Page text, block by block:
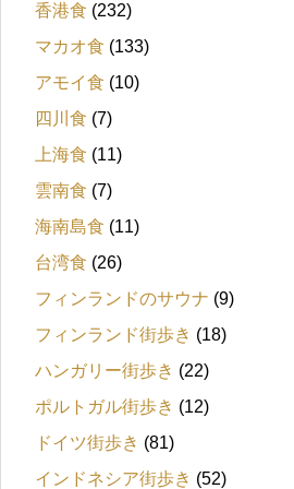
香港食 (232)
マカオ食 (133)
アモイ食 (10)
四川食 (7)
上海食 (11)
雲南食 (7)
海南島食 (11)
台湾食 (26)
フィンランドのサウナ (9)
フィンランド街歩き (18)
ハンガリー街歩き (22)
ポルトガル街歩き (12)
ドイツ街歩き (81)
インドネシア街歩き (52)